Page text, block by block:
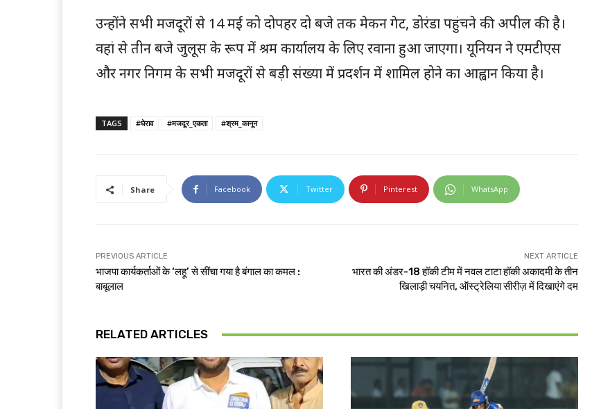
उन्होंने सभी मजदूरों से 14 मई को दोपहर दो बजे तक मेकन गेट, डोरंडा पहुंचने की अपील की है।
वहां से तीन बजे जुलूस के रूप में श्रम कार्यालय के लिए रवाना हुआ जाएगा। यूनियन ने एमटीएस
और नगर निगम के सभी मजदूरों से बड़ी संख्या में प्रदर्शन में शामिल होने का आह्वान किया है।
TAGS #घेराव #मजदूर_एकता #श्रम_कानून
Share Facebook Twitter Pinterest WhatsApp
PREVIOUS ARTICLE
भाजपा कार्यकर्ताओं के ‘लहू’ से सींचा गया है बंगाल का कमल :
बाबूलाल
NEXT ARTICLE
भारत की अंडर-18 हॉकी टीम में नवल टाटा हॉकी अकादमी के तीन
खिलाड़ी चयनित, ऑस्ट्रेलिया सीरीज़ में दिखाएंगे दम
RELATED ARTICLES